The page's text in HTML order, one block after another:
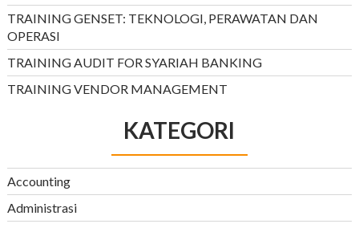
TRAINING GENSET: TEKNOLOGI, PERAWATAN DAN
OPERASI
TRAINING AUDIT FOR SYARIAH BANKING
TRAINING VENDOR MANAGEMENT
KATEGORI
Accounting
Administrasi